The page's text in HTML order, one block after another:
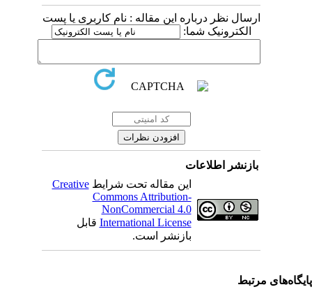
ارسال نظر درباره این مقاله : نام کاربری یا پست
الکترونیک شما:
بازنشر اطلاعات
این مقاله تحت شرایطCreative
Commons Attribution-
NonCommercial 4.0
International Licenseقابل
بازنشر است.
مرتبط